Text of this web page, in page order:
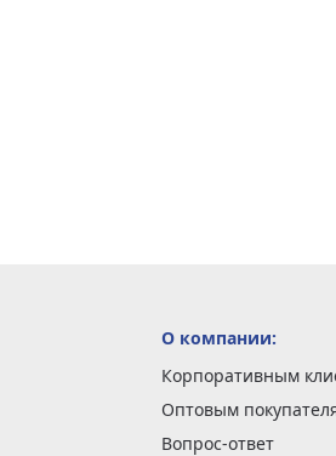
О компании:
Корпоративным
Оптовым
Вопрос-ответ